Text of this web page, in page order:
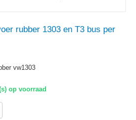
rubber 1303 en T3 bus per
vw1303
op voorraad